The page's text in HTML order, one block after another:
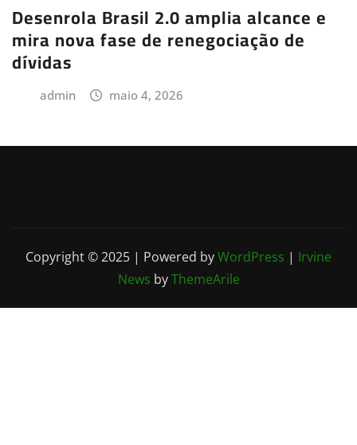
Desenrola Brasil 2.0 amplia alcance e
mira nova fase de renegociação de
dívidas
admin maio 4, 2026
Copyright © 2025 | Powered byWordPress | Irvine
News byThemeArile